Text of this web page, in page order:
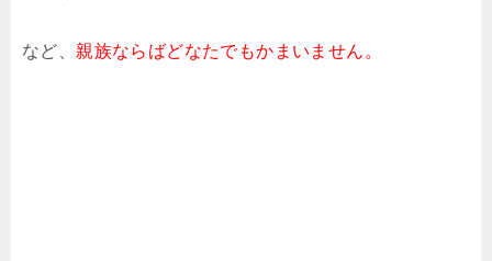
など、 親族ならばどなたでもかまいません。